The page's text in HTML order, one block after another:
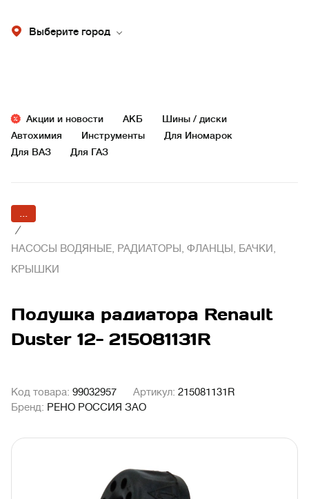
Выберите город
Акции и новости АКБ
Шины / диски
Автохимия
Инструменты
Для Иномарок
Для ВАЗ
Для ГАЗ
...
/
НАСОСЫ ВОДЯНЫЕ, РАДИАТОРЫ, ФЛАНЦЫ, БАЧКИ,
КРЫШКИ
Подушка радиатора Renault
Duster 12- 215081131R
Код товара: 99032957 Артикул: 215081131R
Бренд: РЕНО РОССИЯ ЗАО